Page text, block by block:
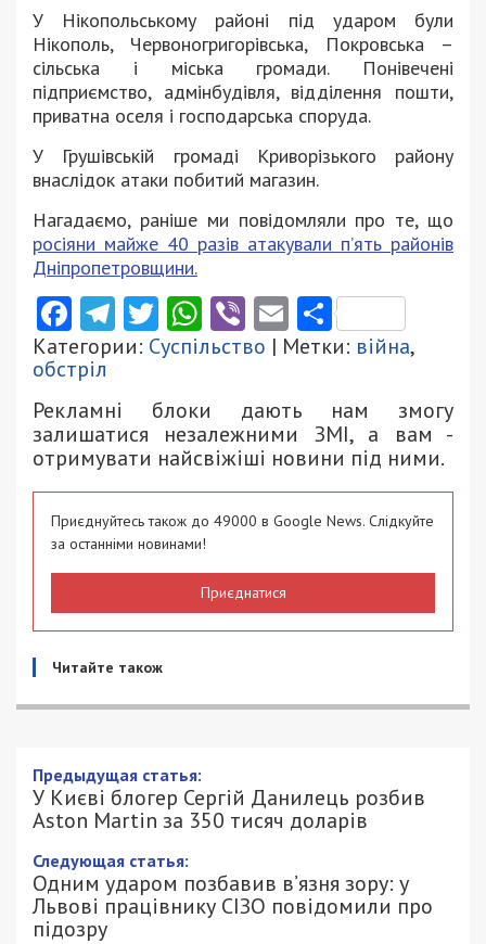
У Нікопольському районі під ударом були
Нікополь, Червоногригорівська, Покровська –
сільська і міська громади. Понівечені
підприємство, адмінбудівля, відділення пошти,
приватна оселя і господарська споруда.
У Грушівській громаді Криворізького району
внаслідок атаки побитий магазин.
Нагадаємо, раніше ми повідомляли про те, що
росіяни майже 40 разів атакували п’ять районів
Дніпропетровщини.
Facebook
Telegram
Twitter
WhatsApp
ViberEmail
Категории: Суспільство | Метки: війна,
обстріл
Рекламні блоки дають нам змогу
залишатися незалежними ЗМІ, а вам -
отримувати найсвіжіші новини під ними.
Приєднуйтесь також до 49000 в Google News. Слідкуйте
за останніми новинами!
Приєднатися
Читайте також
Предыдущая статья:
У Києві блогер Сергій Данилець розбив
Aston Martin за 350 тисяч доларів
Следующая статья:
Одним ударом позбавив в’язня зору: у
Львові працівнику СІЗО повідомили про
підозру